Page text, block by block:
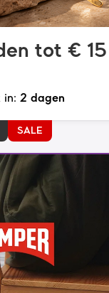
tot € 15
in: 2 dagen
SALE